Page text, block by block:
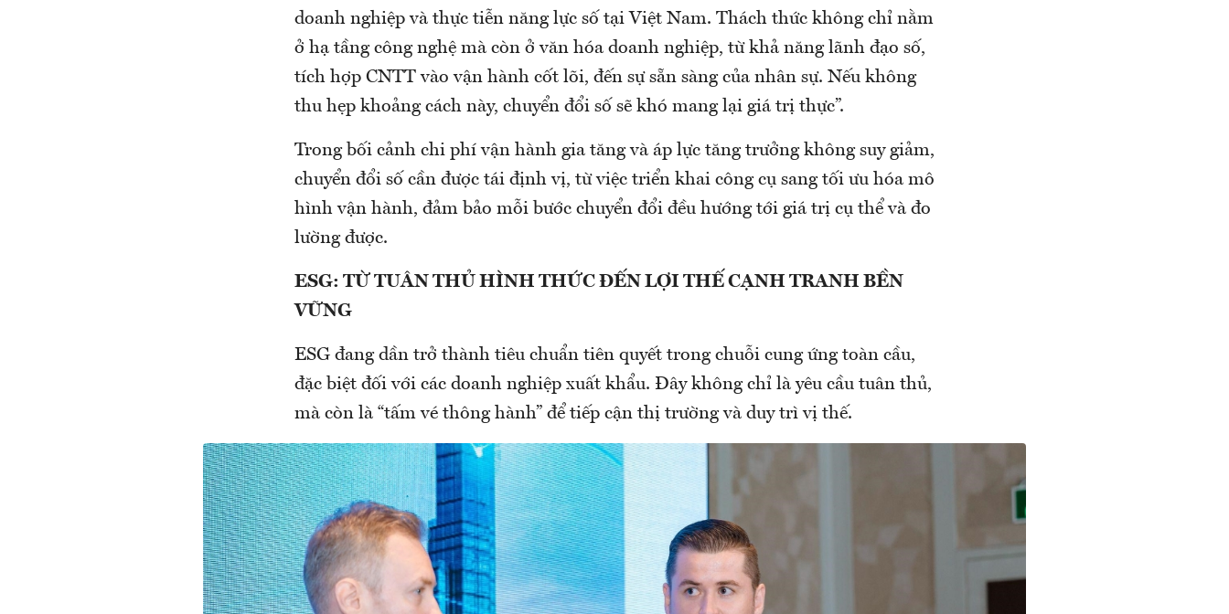
doanh nghiệp và thực tiễn năng lực số tại Việt Nam. Thách thức không chỉ nằm
ở hạ tầng công nghệ mà còn ở văn hóa doanh nghiệp, từ khả năng lãnh đạo số,
tích hợp CNTT vào vận hành cốt lõi, đến sự sẵn sàng của nhân sự. Nếu không
thu hẹp khoảng cách này, chuyển đổi số sẽ khó mang lại giá trị thực”.
Trong bối cảnh chi phí vận hành gia tăng và áp lực tăng trưởng không suy giảm,
chuyển đổi số cần được tái định vị, từ việc triển khai công cụ sang tối ưu hóa mô
hình vận hành, đảm bảo mỗi bước chuyển đổi đều hướng tới giá trị cụ thể và đo
lường được.
ESG: TỪ TUÂN THỦ HÌNH THỨC ĐẾN LỢI THẾ CẠNH TRANH BỀN
VỮNG
ESG đang dần trở thành tiêu chuẩn tiên quyết trong chuỗi cung ứng toàn cầu,
đặc biệt đối với các doanh nghiệp xuất khẩu. Đây không chỉ là yêu cầu tuân thủ,
mà còn là “tấm vé thông hành” để tiếp cận thị trường và duy trì vị thế.